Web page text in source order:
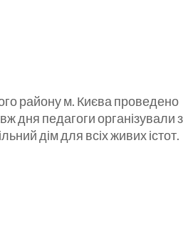
району м. Києва проведено
дня педагоги організували з
дім для всіх живих істот.